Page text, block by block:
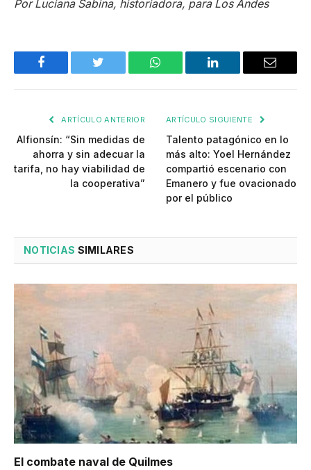
Por Luciana Sabina, historiadora, para LosAndes
Facebook Twitter WhatsApp LinkedIn Email
ARTÍCULO ANTERIOR
Alfionsín: “Sin medidas de
ahorra y sin adecuar la
tarifa, no hay viabilidad de
la cooperativa”
ARTÍCULO SIGUIENTE
Talento patagónico en lo
más alto: Yoel Hernández
compartió escenario con
Emanero y fue ovacionado
por el público
NOTICIAS SIMILARES
El combate naval de Quilmes